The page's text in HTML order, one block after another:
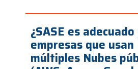
¿SASE es
empresas que usan
múltiples Nubes